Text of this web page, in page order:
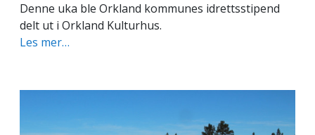
Denne uka ble Orkland kommunes idrettsstipend
delt ut i Orkland Kulturhus.
Les mer…